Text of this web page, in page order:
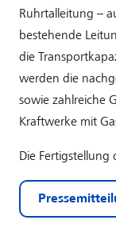
Ruhrtalleitung –
bestehende
die
werden die
sowie zahlreiche
Kraftwerke mit
Die